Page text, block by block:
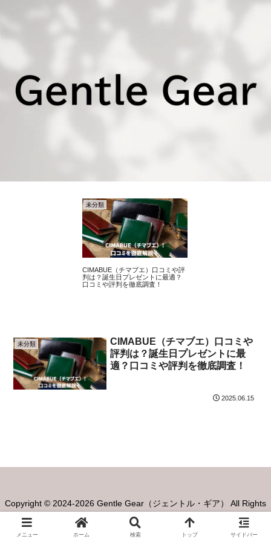
未分類
CIMABUE（チマブエ）口コミや評
判は？誕生日プレゼントに最適？
口コミや評判を徹底調査！
未分類
CIMABUE（チマブエ）口コミや
評判は？誕生日プレゼントに最
適？口コミや評判を徹底調査！
2025.06.15
Copyright © 2024-2026 Gentle Gear（ジェントル・ギア） All Rights
Reserved.
メニュー ホーム 検索 トップ サイドバー